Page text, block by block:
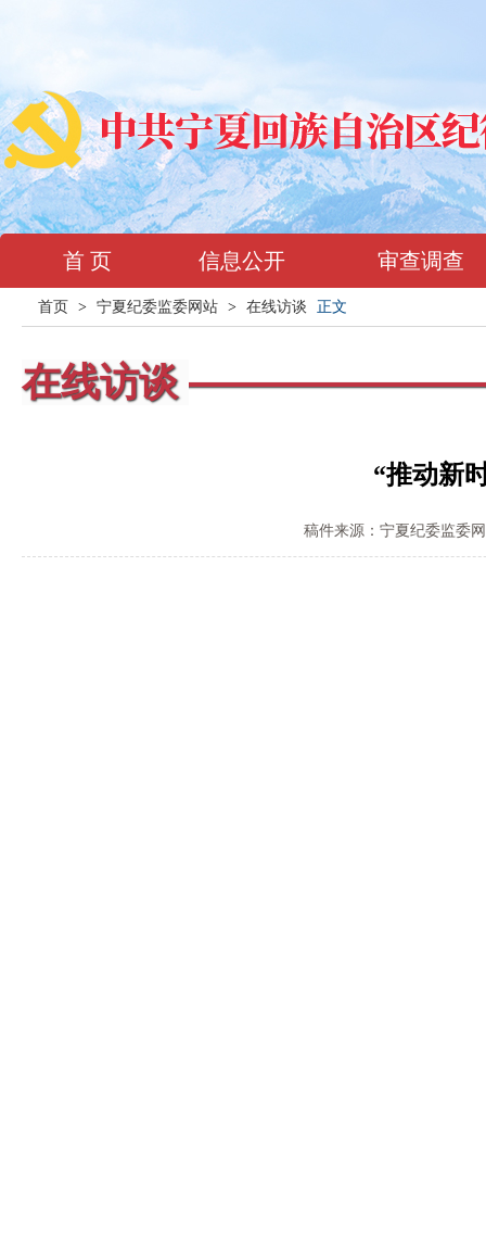
首 页 信息公开 审查调查
首页 > 宁夏纪委监委网站 > 在线访谈 正文
在线访谈
“推动新
稿件来源：宁夏纪委监委